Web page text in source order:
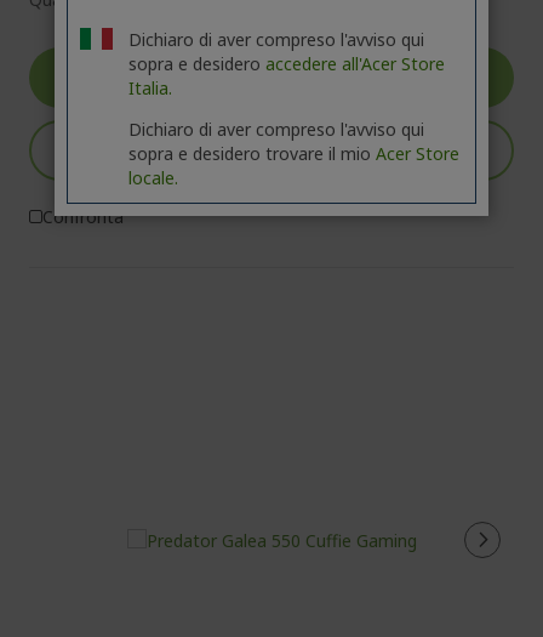
Vai al Prodotto
Aggiungi al carrello
Confronta
Dichiaro di aver compreso l'avviso qui
sopra e desidero accedere all'Acer Store
Italia.
Dichiaro di aver compreso l'avviso qui
sopra e desidero trovare il mio Acer Store
locale.